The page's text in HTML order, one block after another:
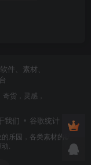
具素材、隐藏的
心《黑神话：悟
大可放一万个心
最足、探索的正
货，灵感，
我们 谷歌统计
乐园，各类素材的矿
.